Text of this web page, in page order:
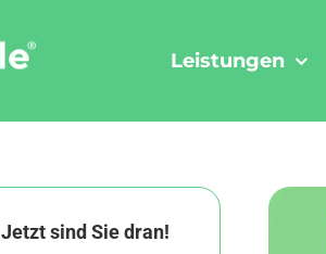
Leistungen
Jetzt sind Sie dran!